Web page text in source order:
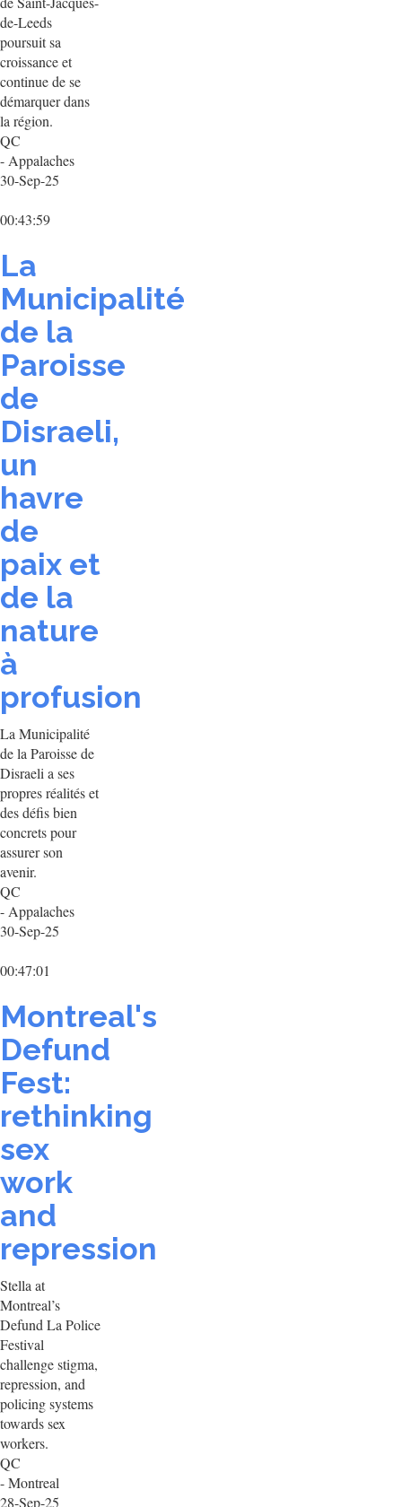
de-Leeds
poursuit sa
croissance et
continue de se
démarquer dans
la région.
QC
- Appalaches
30-Sep-25
00:43:59
La
Municipalité
de la
Paroisse
de
Disraeli,
un
havre
de
paix et
de la
nature
à
profusion
La Municipalité
de la Paroisse de
Disraeli a ses
propres réalités et
des défis bien
concrets pour
assurer son
avenir.
QC
- Appalaches
30-Sep-25
00:47:01
Montreal's
Defund
Fest:
rethinking
sex
work
and
repression
Stella at
Montreal’s
Defund La Police
Festival
challenge stigma,
repression, and
policing systems
towards sex
workers.
QC
- Montreal
28-Sep-25